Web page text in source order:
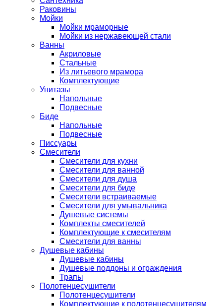
Раковины
Мойки
Мойки мраморные
Мойки из нержавеющей стали
Ванны
Акриловые
Стальные
Из литьевого мрамора
Комплектующие
Унитазы
Напольные
Подвесные
Биде
Напольные
Подвесные
Писсуары
Смесители
Смесители для кухни
Смесители для ванной
Смесители для душа
Смесители для биде
Смесители встраиваемые
Смесители для умывальника
Душевые системы
Комплекты смесителей
Комплектующие к смесителям
Смесители для ванны
Душевые кабины
Душевые кабины
Душевые поддоны и ограждения
Трапы
Полотенцесушители
Полотенцесушители
Комплектующие к полотенцесушителям